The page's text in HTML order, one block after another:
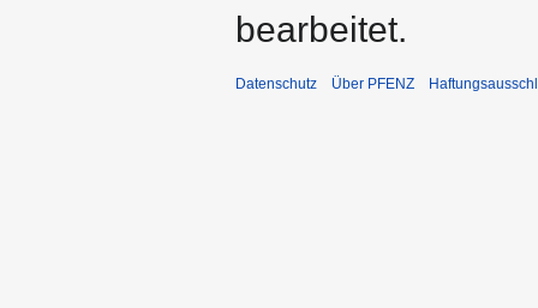
bearbeitet.
Datenschutz Über PFENZ